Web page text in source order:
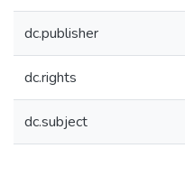
dc.publisher
dc.rights
dc.subject